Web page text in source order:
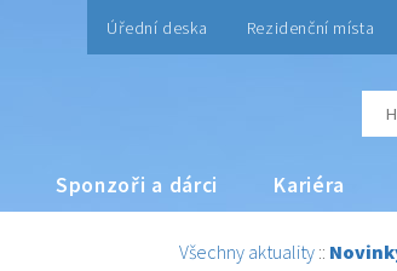
Úřední deska Rezidenční místa
Sponzoři a dárci Kariéra
Všechny aktuality ::